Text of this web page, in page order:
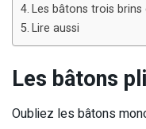
Les bâtons trois brins
Lire aussi
Les bâtons
Oubliez les bâtons